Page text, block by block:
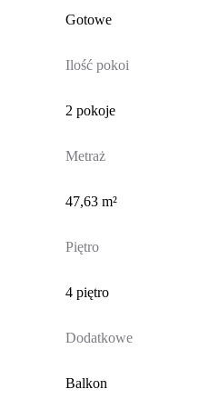
Gotowe
Ilość pokoi
2 pokoje
Metraż
47,63 m²
Piętro
4 piętro
Dodatkowe
Balkon